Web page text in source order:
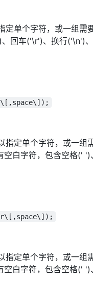
定单个字符，或一组
回车('\r')、换行('\n')
指定单个字符，或一组
空白字符，包含空格
指定单个字符，或一组
空白字符，包含空格